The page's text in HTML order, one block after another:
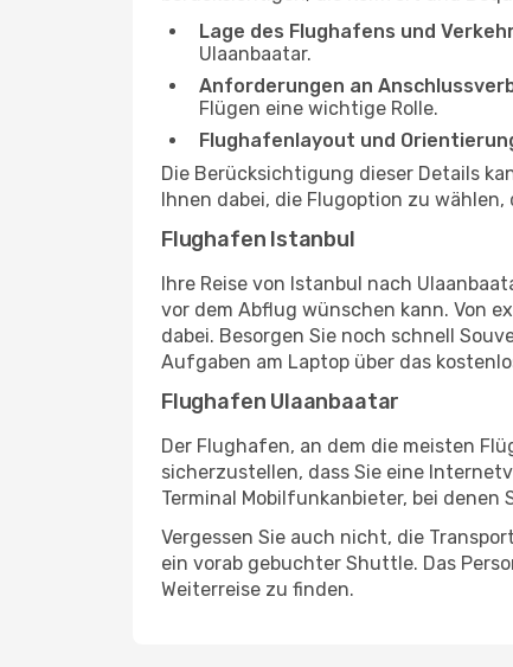
Lage des Flughafens und
Ulaanbaatar.
Anforderungen an
Flügen eine wichtige Rolle.
Flughafenlayout und
Die Berücksichtigung dieser Details
Ihnen dabei, die Flugoption zu
Flughafen Istanbul
Ihre Reise von Istanbul nach
vor dem Abflug wünschen kann. Von
dabei. Besorgen Sie noch schnell
Aufgaben am Laptop über das
Flughafen Ulaanbaatar
Der Flughafen, an dem die meisten
sicherzustellen, dass Sie eine
Terminal Mobilfunkanbieter, bei
Vergessen Sie auch nicht, die
ein vorab gebuchter Shuttle. Das
Weiterreise zu finden.